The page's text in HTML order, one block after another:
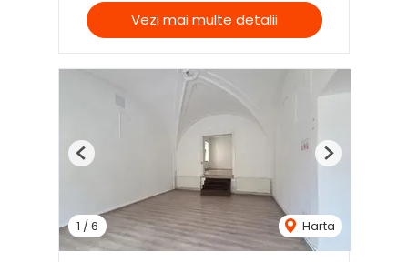
Vezi mai multe detalii
1 /6 Harta
Previous Next